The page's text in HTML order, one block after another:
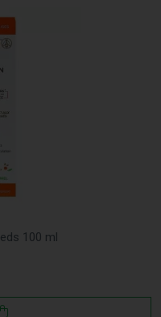
100 ml